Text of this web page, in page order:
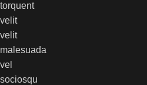
torquent
velit
velit
malesuada
vel
sociosqu